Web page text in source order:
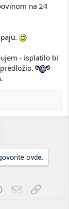
na 24
- isplatilo bi
ovde.
WhatsApp
Imejl Link